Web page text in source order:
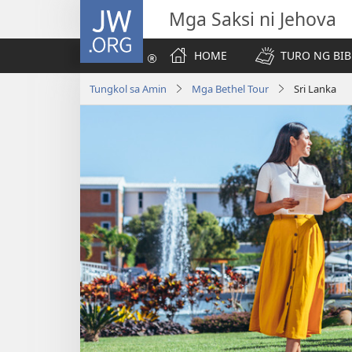
JW.ORG Mga Saksi ni Jehova
HOME
TURO NG
Tungkol sa Amin Mga Bethel Tour Sri Lanka